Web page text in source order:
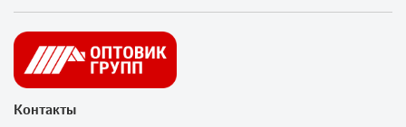
Контакты